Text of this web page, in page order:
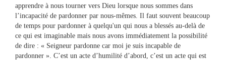
apprendre à nous tourner vers Dieu lorsque nous sommes dans
l’incapacité de pardonner par nous-mêmes. Il faut souvent beaucoup
de temps pour pardonner à quelqu'un qui nous a blessés au-delà de
ce qui est imaginable mais nous avons immédiatement la possibilité
de dire : « Seigneur pardonne car moi je suis incapable de
pardonner ». C’est un acte d’humilité d’abord, c’est un acte qui est